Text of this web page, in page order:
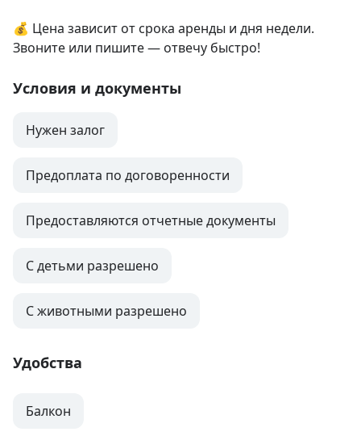
💰 Цена зависит от срока аренды и дня недели.
Звоните или пишите — отвечу быстро!
Условия и документы
Нужен залог
Предоплата по договоренности
Предоставляются отчетные документы
С детьми разрешено
С животными разрешено
Удобства
Балкон